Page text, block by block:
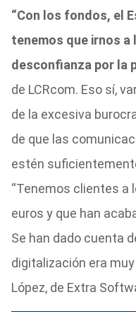
“Con los fondos, el
tenemos que irnos a
desconfianza por la
de LCRcom. Eso sí,
de la excesiva
de que las
estén
“Tenemos clientes a
euros y que han
Se han dado cuenta
digitalización era
López, de Extra